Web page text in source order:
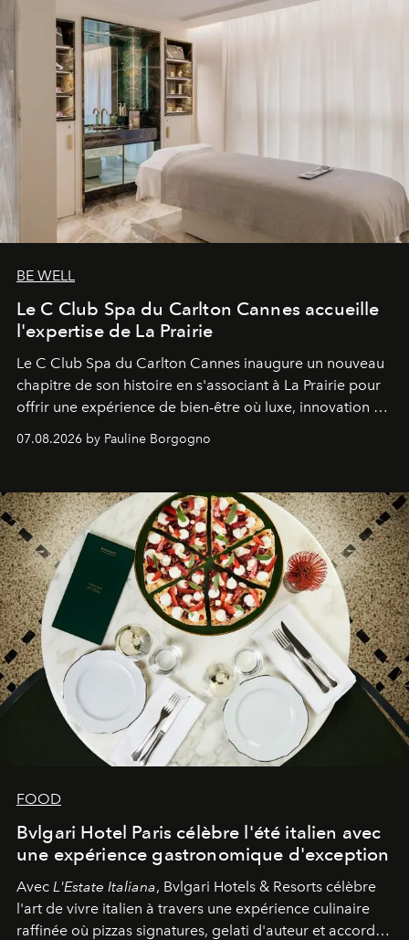
BE WELL
Le C Club Spa du Carlton Cannes accueille
l'expertise de La Prairie
Le C Club Spa du Carlton Cannes inaugure un nouveau
chapitre de son histoire en s'associant à La Prairie pour
offrir une expérience de bien-être où luxe, innovation et
07.08.2026 by Pauline Borgogno
FOOD
Bvlgari Hotel Paris célèbre l'été italien avec
une expérience gastronomique d'exception
Avec L'Estate Italiana, Bvlgari Hotels & Resorts célèbre
l'art de vivre italien à travers une expérience culinaire
raffinée où pizzas signatures, gelati d'auteur et accords